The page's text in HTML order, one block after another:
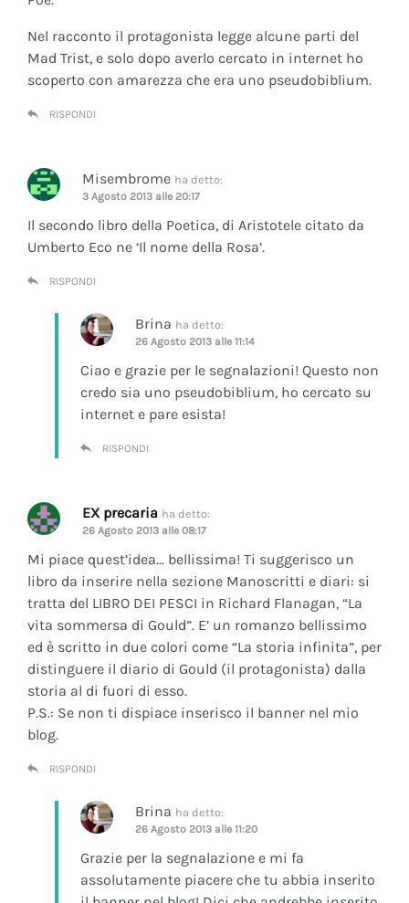
Nel racconto il protagonista legge alcune parti del
Mad Trist, e solo dopo averlo cercato in internet ho
scoperto con amarezza che era uno pseudobiblium.
RISPONDI
Misembrome ha detto:
3 Agosto 2013 alle 20:17
Il secondo libro della Poetica, di Aristotele citato da
Umberto Eco ne ‘Il nome della Rosa’.
RISPONDI
Brina ha detto:
26 Agosto 2013 alle 11:14
Ciao e grazie per le segnalazioni! Questo non
credo sia uno pseudobiblium, ho cercato su
internet e pare esista!
RISPONDI
EX precaria ha detto:
26 Agosto 2013 alle 08:17
Mi piace quest’idea… bellissima! Ti suggerisco un
libro da inserire nella sezione Manoscritti e diari: si
tratta del LIBRO DEI PESCI in Richard Flanagan, “La
vita sommersa di Gould”. E’ un romanzo bellissimo
ed è scritto in due colori come “La storia infinita”, per
distinguere il diario di Gould (il protagonista) dalla
storia al di fuori di esso.
P.S.: Se non ti dispiace inserisco il banner nel mio
blog.
RISPONDI
Brina ha detto:
26 Agosto 2013 alle 11:20
Grazie per la segnalazione e mi fa
assolutamente piacere che tu abbia inserito